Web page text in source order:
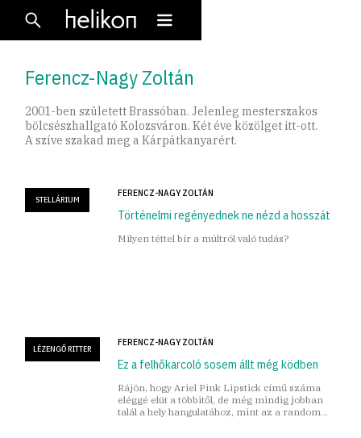
Ferencz-Nagy Zoltán
2001-ben született Brassóban. Jelenleg mesterszakos
bölcsészhallgató Kolozsváron. Két éve közölget itt-ott.
A szíve szakad meg a Kárpátkanyarért.
STELLÁRIUM
FERENCZ-NAGY ZOLTÁN
Történelmi regényednek ne nézd a hosszát
Milyen téttel bír a múltról való tudás?
LÉZENGŐ RITTER
FERENCZ-NAGY ZOLTÁN
Ez a felhőkarcoló sosem állt még ködben
Rájön, hogy Ariel Pink Lipstick című száma
eléggé elüt a többitől, de még mindig jobban
talál a hely hangulatához, mint az a random